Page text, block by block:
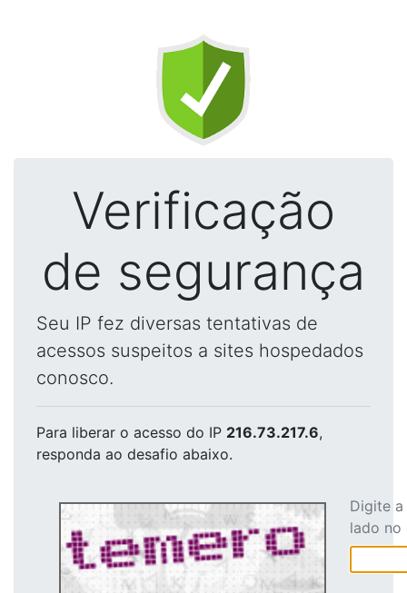
Verificação
de segurança
Seu IP fez diversas tentativas de
acessos suspeitos a sites hospedados
conosco.
Para liberar o acesso do IP 216.73.217.6,
responda ao desafio abaixo.
Digite
lado no